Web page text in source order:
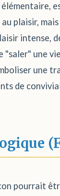
plaisir,
"saler" une
une
de
pourrait